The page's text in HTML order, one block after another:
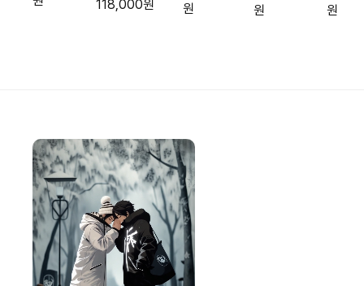
118,000원
하프셔츠
원
원
원